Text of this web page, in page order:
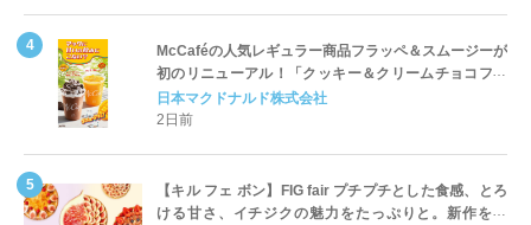
McCaféの人気レギュラー商品フラッペ＆スムージーが
初のリニューアル！「クッキー＆クリームチョコフラ
ッペ」「マンゴースムージー」8月5日（水）から販売
開始
日本マクドナルド株式会社
2日前
【キル フェ ボン】FIG fair プチプチとした食感、とろ
ける甘さ、イチジクの魅力をたっぷりと。新作を含